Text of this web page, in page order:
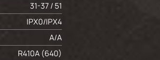
31-37 / 51
IPX0/IPX4
А/А
R410A (640)